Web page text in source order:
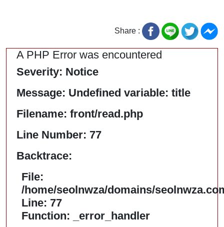
Share :
A PHP Error was encountered
Severity: Notice
Message: Undefined variable: title
Filename: front/read.php
Line Number: 77
Backtrace:
File:
/home/seolnwza/domains/
Line: 77
Function: _error_handler